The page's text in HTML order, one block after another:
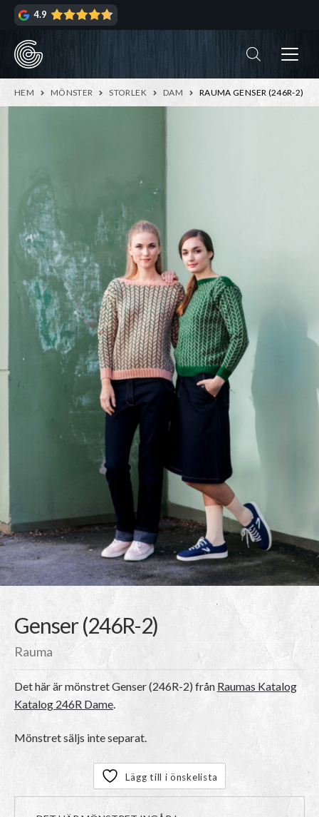
Hoppa
navigering
Hoppa
innehåll
4.9
HEM MÖNSTER STORLEK DAM RAUMA GENSER (246R-2)
Genser (246R-2)
Rauma
Det här är mönstretGenser (246R-2) från Raumas Katalog
Katalog 246R Dame.
Mönstret säljs inte separat.
Lägg till i önskelista